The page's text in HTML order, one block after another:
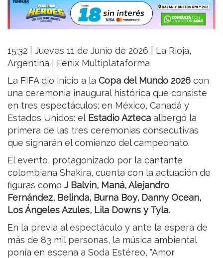
15:32 | Jueves 11 de Junio de 2026 | La Rioja,
Argentina | Fenix Multiplataforma
La FIFA dio inicio a la Copa del Mundo 2026 con
una ceremonia inaugural histórica que consiste
en tres espectáculos; en México, Canadá y
Estados Unidos: el Estadio Azteca albergó la
primera de las tres ceremonias consecutivas
que signarán el comienzo del campeonato.
El evento, protagonizado por la cantante
colombiana Shakira, cuenta con la actuación de
figuras como J Balvin, Maná, Alejandro
Fernández, Belinda, Burna Boy, Danny Ocean,
Los Ángeles Azules, Lila Downs y Tyla.
En la previa al espectáculo y ante la espera de
más de 83 mil personas, la música ambiental
ponía en escena a Soda Estéreo, "Amor